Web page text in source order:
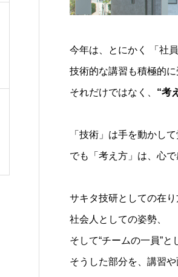
今年は、とにかく 「社
技術的な講習も積極的に
それだけではなく、 “考
「技術」は手を動かして
でも「考え方」は、心で
サキタ技研としての在り
社会人としての姿勢、
そして“チームの一員”と
そうした部分を、講習